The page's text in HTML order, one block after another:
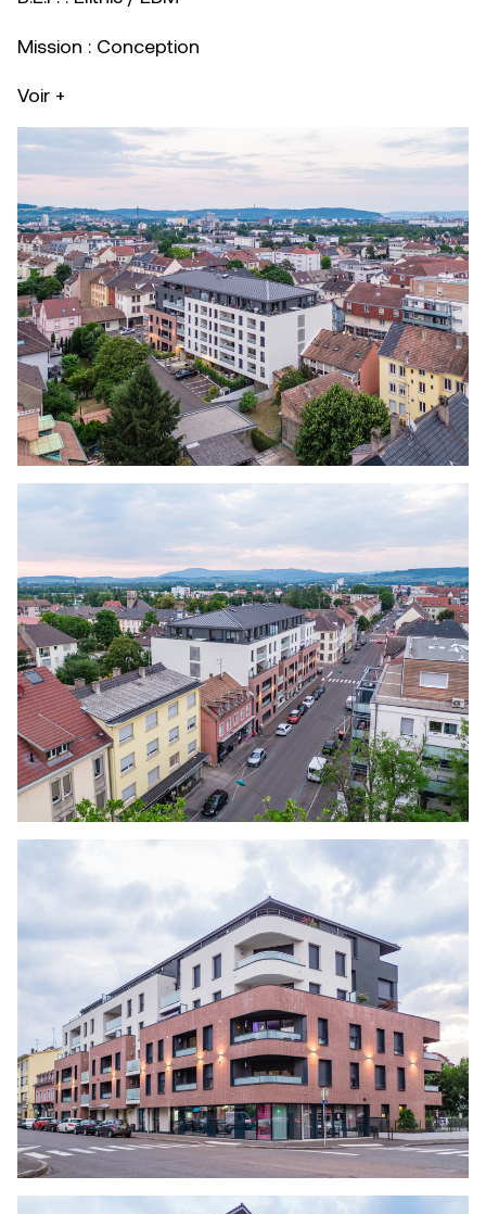
Mission : Conception
Voir +